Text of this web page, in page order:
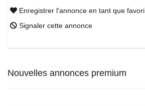
Enregistrer l'annonce en tant que favori
Signaler cette annonce
Nouvelles annonces premium